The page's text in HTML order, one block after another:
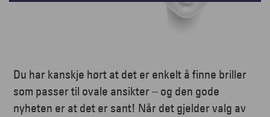
Du har kanskje hørt at det er enkelt å finne briller
som passer til ovale ansikter – og den gode
nyheten er at det er sant! Når det gjelder valg av